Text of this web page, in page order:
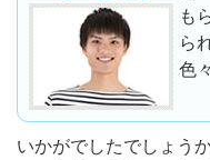
も
ら
色
いかがでしたでしょう